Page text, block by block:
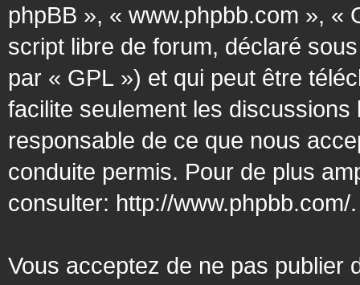
phpBB », « www.phpbb.com », «
script libre de forum, déclaré
par « GPL ») et qui peut être
facilite seulement les
responsable de ce que nous
conduite permis. Pour de plus
consulter: http://www.phpbb.com/.
Vous acceptez de ne pas publier